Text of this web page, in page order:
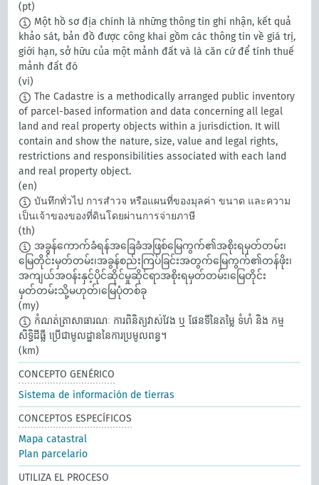
(pt)
Một hồ sơ địa chính là những thông tin ghi nhận, kết quả
khảo sát, bản đồ được công khai gồm các thông tin về giá trị,
giới hạn, sở hữu của một mảnh đất và là căn cứ để tính thuế
mảnh đất đó
(vi)
The Cadastre is a methodically arranged public inventory
of parcel-based information and data concerning all legal
land and real property objects within a jurisdiction. It will
contain and show the nature, size, value and legal rights,
restrictions and responsibilities associated with each land
and real property object.
(en)
บันทึกทั่วไป การสำวจ หรือแผนที่ของมุลค่า ขนาด และความ
เป็นเจ้าของของที่ดินโดยผ่านการจ่ายภาษี
(th)
အခွန်ကောက်ခံရန်အခြေခံအဖြစ်မြေကွက်၏အစိုးရမှတ်တမ်း၊
မြေတိုင်းမှတ်တမ်း၊အခွန်စည်းကြပ်ခြင်းအတွက်မြေကွက်၏တန်ဖိုး၊
အကျယ်အဝန်းနှင့်ပိုင်ဆိုင်မှုဆိုင်ရာအစိုးရမှတ်တမ်း၊မြေတိုင်း
မှတ်တမ်းသို့မဟုတ်၊မြေပုံတစ်ခု
(my)
កំណត់ត្រាសាធារណៈ ការពិនិត្យវាស់វែង ឬ ផែនទីនៃតម្លៃ ទំហំ និង កម្ម
សិទ្ធិដីធ្លី ប្រើជាមូលដ្ឋាននៃការប្រមូលពន្ធ។​
(km)
CONCEPTO GENÉRICO
Sistema de información de tierras
CONCEPTOS ESPECÍFICOS
Mapa catastral
Plan parcelario
UTILIZA EL PROCESO